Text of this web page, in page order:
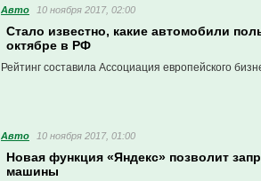
Авто 10 ноября 2017, 02:00
Стало известно, какие автомобили
октябре в РФ
Рейтинг составила Ассоциация европейского
Авто 10 ноября 2017, 01:00
Новая функция «Яндекс» позволит
машины